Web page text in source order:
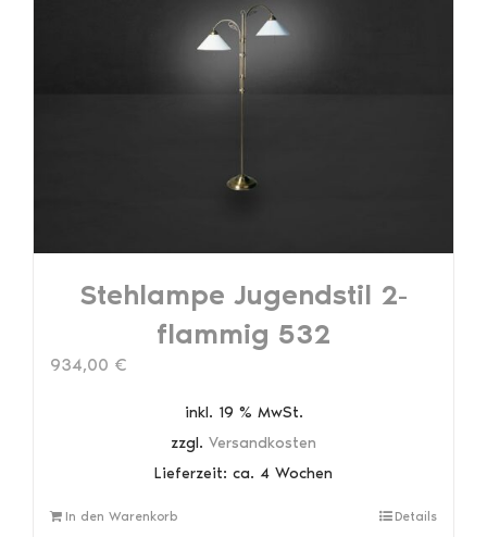
Stehlampe Jugendstil 2-
flammig 532
934,00 €
inkl. 19 % MwSt.
zzgl. Versandkosten
Lieferzeit: ca. 4 Wochen
In den Warenkorb Details